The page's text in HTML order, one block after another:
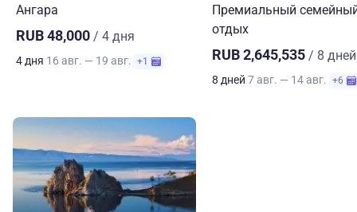
Ангара
RUB 48,000 / 4 дня
4 дня 16 авг. — 19 авг. +1
Премиальный
отдых
RUB 2,645,535 / 8 дней
8 дней 7 авг. — 14 авг. +6